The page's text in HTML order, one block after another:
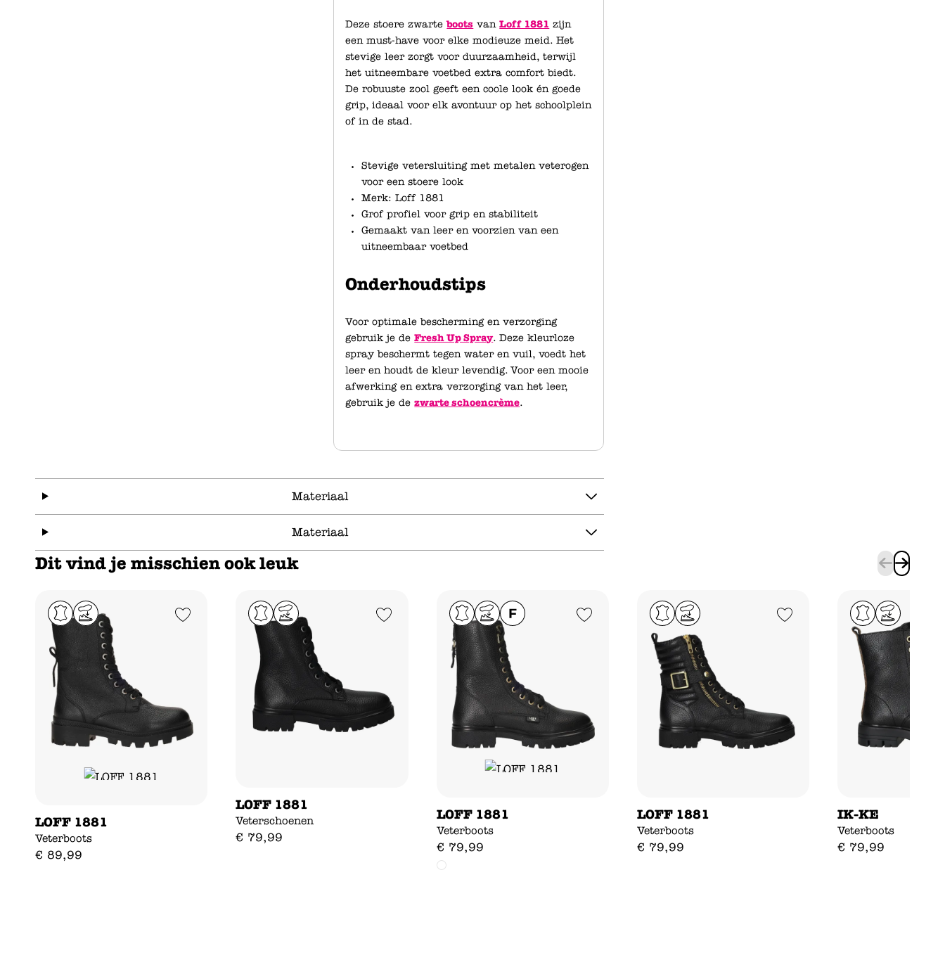
Deze stoere zwarteboots vanLoff 1881 zijn
een must-have voor elke modieuze meid. Het
stevige leer zorgt voor duurzaamheid, terwijl
het uitneembare voetbed extra comfort biedt.
De robuuste zool geeft een coole look én goede
grip, ideaal voor elk avontuur op het schoolplein
of in de stad.
Stevige vetersluiting met metalen veterogen
voor een stoere look
Merk: Loff 1881
Grof profiel voor grip en stabiliteit
Gemaakt van leer en voorzien van een
uitneembaar voetbed
Onderhoudstips
Voor optimale bescherming en verzorging
gebruik je deFresh Up Spray. Deze kleurloze
spray beschermt tegen water en vuil, voedt het
leer en houdt de kleur levendig. Voor een mooie
afwerking en extra verzorging van het leer,
gebruik je dezwarte schoencrème.
Materiaal
Materiaal
Dit vind je misschien ook leuk
Add to Wishlist
LOFF 1881
Veterboots
€ 89,99
Add to Wishlist
LOFF 1881
Veterschoenen
€ 79,99
Add to Wishlist
LOFF 1881
Veterboots
€ 79,99
Add to Wishlist
LOFF 1881
Veterboots
€ 79,99
IK-KE
Veterboots
€ 79,99